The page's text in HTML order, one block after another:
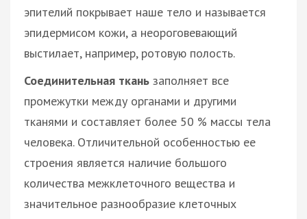
эпителий покрывает наше тело и называется
эпидермисом кожи, а неороговевающий
выстилает, например, ротовую полость.
Соединительная ткань заполняет все
промежутки между органами и другими
тканями и составляет более 50 % массы тела
человека. Отличительной особенностью ее
строения является наличие большого
количества межклеточного вещества и
значительное разнообразие клеточных